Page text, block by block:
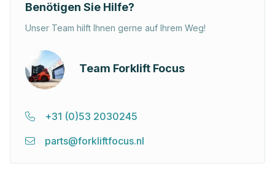
Benötigen Sie Hilfe?
Unser Team hilft Ihnen gerne auf Ihrem Weg!
Team Forklift Focus
+31 (0)53 2030245
parts@forkliftfocus.nl